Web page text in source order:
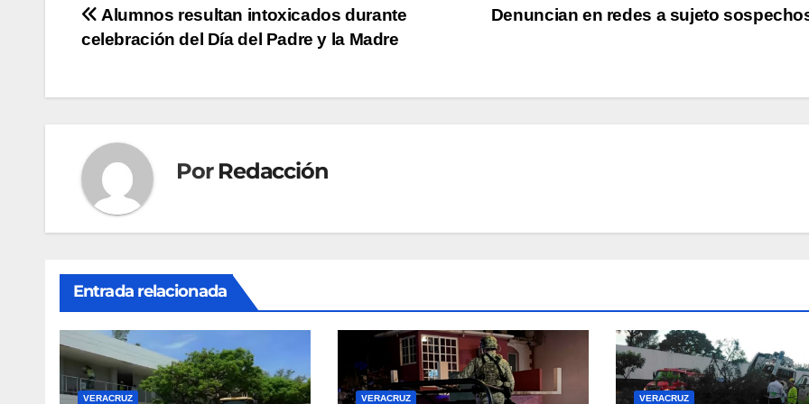
Navegación
entradas
Denuncian en redes a sujeto
Alumnos resultan intoxicados durante
celebración del Día del Padre y la Madre
Por Redacción
Entrada relacionada
VERACRUZ VERACRUZ VERACRUZ